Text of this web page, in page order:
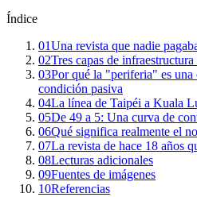
Índice
01Una revista que nadie
02Tres capas de infraestructura
03Por qué la "periferia" es
condición pasiva
04La línea de Taipéi a Kuala
05De 49 a 5: Una curva de
06Qué significa realmente el
07La revista de hace 18 años
08Lecturas adicionales
09Fuentes de imágenes
10Referencias